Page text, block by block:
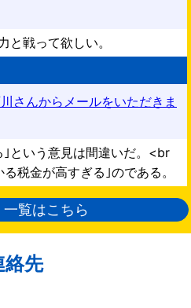
と戦って欲しい。
さんからメールをいただきま
という意見は間違いだ。<br
税金が高すぎる｣のである。
一覧はこちら
絡先